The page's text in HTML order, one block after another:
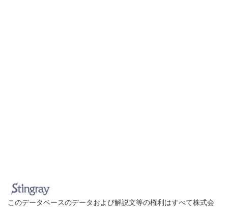
このデータベースのデータおよび解説文等の権利はすべて株式会